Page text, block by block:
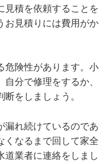
見積を依頼することを
お見積りには費用がか
危険性があります。小
分で修理をするか、
をしましょう。
漏れ続けているのであ
くなるまで回して家全
道業者に連絡をしまし